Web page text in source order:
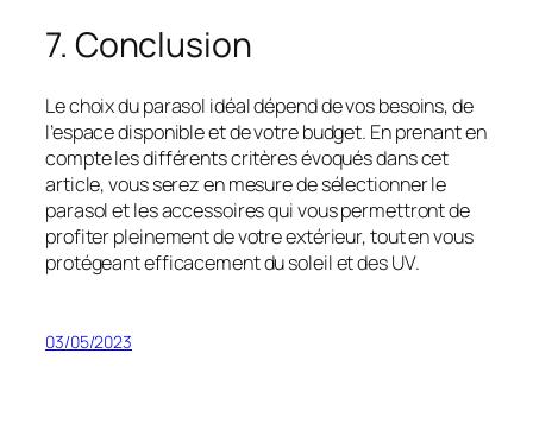
7. Conclusion
Le choix du parasol idéal dépend de vos besoins, de
l’espace disponible et de votre budget. En prenant en
compte les différents critères évoqués dans cet
article, vous serez en mesure de sélectionner le
parasol et les accessoires qui vous permettront de
profiter pleinement de votre extérieur, tout en vous
protégeant efficacement du soleil et des UV.
03/05/2023